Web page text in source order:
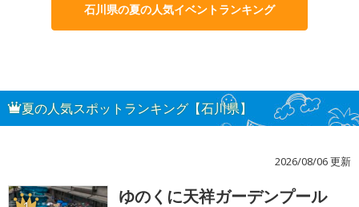
石川県の夏の人気イベントランキング
夏の人気スポットランキング【石川県】
2026/08/06 更新
ゆのくに天祥ガーデンプール